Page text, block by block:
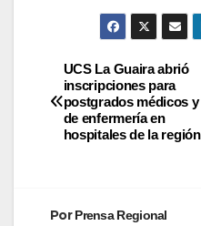
UCS La Guaira abrió
inscripciones para
postgrados médicos y
de enfermería en
hospitales de la región
PorPrensa Regional